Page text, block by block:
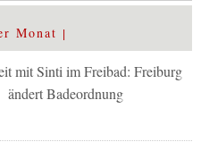
Monat
mit Sinti im Freibad: Freiburg
ändert Badeordnung